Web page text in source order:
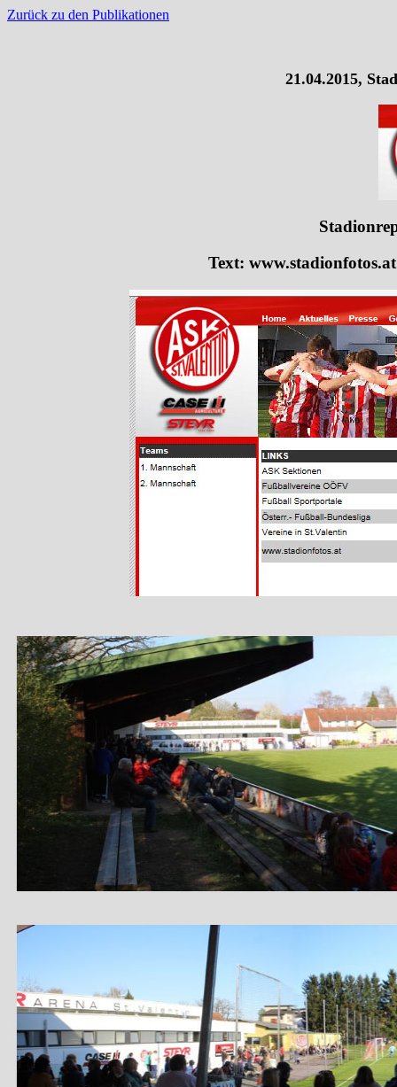
Zurück zu den Publikationen
21.04.2015,
Text: